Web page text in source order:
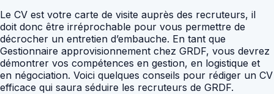
Le CV est votre carte de visite auprès des recruteurs, il
doit donc être irréprochable pour vous permettre de
décrocher un entretien d’embauche. En tant que
Gestionnaire approvisionnement chez GRDF, vous devrez
démontrer vos compétences en gestion, en logistique et
en négociation. Voici quelques conseils pour rédiger un CV
efficace qui saura séduire les recruteurs de GRDF.